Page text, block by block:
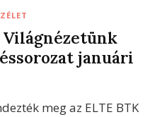
Világnézetünk
januári
meg az ELTE BTK